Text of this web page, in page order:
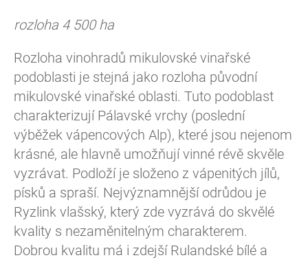
rozloha 4 500 ha
Rozloha vinohradů mikulovské vinařské
podoblasti je stejná jako rozloha původní
mikulovské vinařské oblasti. Tuto podoblast
charakterizují Pálavské vrchy (poslední
výběžek vápencových Alp), které jsou nejenom
krásné, ale hlavně umožňují vinné révě skvěle
vyzrávat. Podloží je složeno z vápenitých jílů,
písků a spraší. Nejvýznamnější odrůdou je
Ryzlink vlašský, který zde vyzrává do skvělé
kvality s nezaměnitelným charakterem.
Dobrou kvalitu má i zdejší Rulandské bílé a